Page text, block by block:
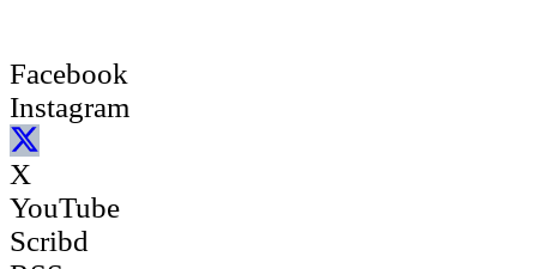
Facebook
Instagram
X
YouTube
Scribd